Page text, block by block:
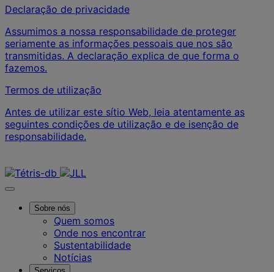
Declaração de privacidade
Assumimos a nossa responsabilidade de proteger
seriamente as informações pessoais que nos são
transmitidas. A declaração explica de que forma o
fazemos.
Termos de utilização
Antes de utilizar este sítio Web, leia atentamente as
seguintes condições de utilização e de isenção de
responsabilidade.
Sobre nós
Quem somos
Onde nos encontrar
Sustentabilidade
Notícias